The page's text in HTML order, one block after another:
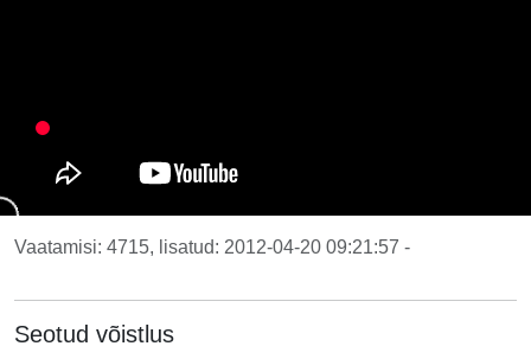
Vaatamisi: 4715, lisatud: 2012-04-20 09:21:57 -
Seotud võistlus